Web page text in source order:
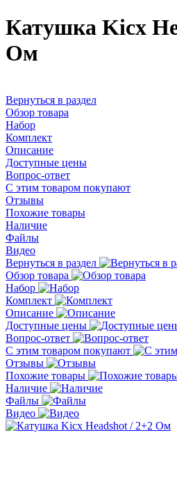
Катушка Kicx
Ом
Вернуться в раздел
Обзор товара
Набор
Комплект
Описание
Доступные цены
Вопрос-ответ
С этим товаром покупают
Отзывы
Похожие товары
Наличие
Файлы
Видео
Вернуться в раздел
Обзор товара
Набор
Комплект
Описание
Доступные цены
Вопрос-ответ
С этим товаром покупают
Отзывы
Похожие товары
Наличие
Файлы
Видео